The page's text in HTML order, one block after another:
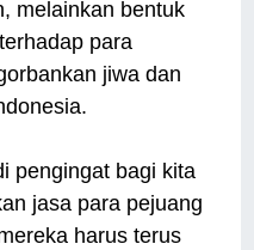
melainkan bentuk
para
jiwa dan
pengingat bagi kita
jasa para pejuang
harus terus